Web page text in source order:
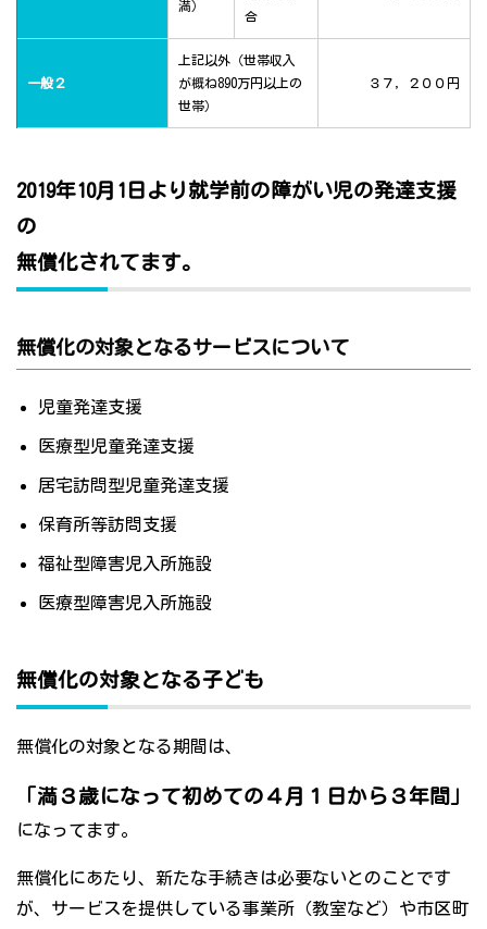
満）
合
一般２
上記以外（世帯収入
が概ね890万円以上の
世帯）
３７，２００円
2019年10月1日より就学前の障がい児の発達支援
の
無償化されてます。
無償化の対象となるサービスについて
児童発達支援
医療型児童発達支援
居宅訪問型児童発達支援
保育所等訪問支援
福祉型障害児入所施設
医療型障害児入所施設
無償化の対象となる子ども
無償化の対象となる期間は、
「満３歳になって初めての４月１日から３年間」
になってます。
無償化にあたり、新たな手続きは必要ないとのことです
が、サービスを提供している事業所（教室など）や市区町